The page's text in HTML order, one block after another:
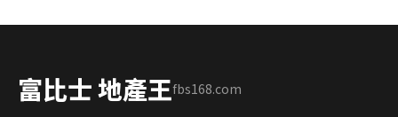
富比士 地產王fbs168.com